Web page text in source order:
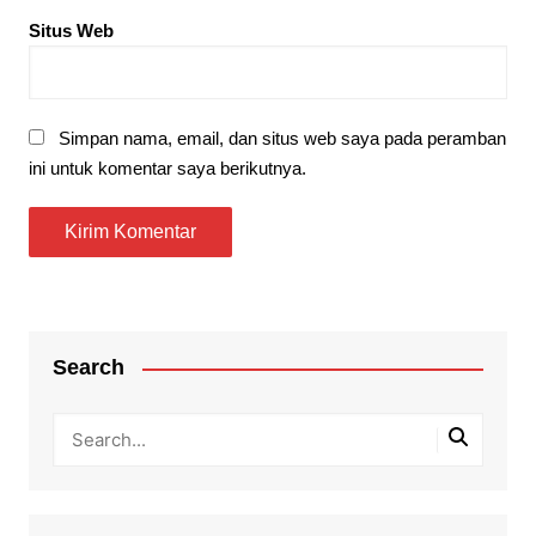
Situs Web
Simpan nama, email, dan situs web saya pada peramban
ini untuk komentar saya berikutnya.
Search